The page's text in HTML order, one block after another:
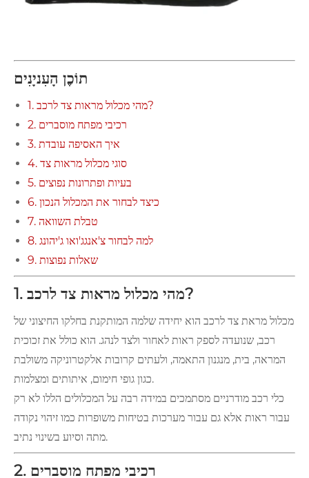
תוֹכֶן הָעִניָנִים
1. מהי מכלול מראות צד לרכב?
2. רכיבי מפתח מוסברים
3. איך האסיפה עובדת
4. סוגי מכלול מראות צד
5. בעיות ופתרונות נפוצים
6. כיצד לבחור את המכלול הנכון
7. טבלת השוואה
8. למה לבחור צ'אנגג'ואו ג'יהונג
9. שאלות נפוצות
1. מהי מכלול מראות צד לרכב?
מכלול מראת צד לרכב הוא יחידה שלמה המותקנת בחלקו החיצוני של
רכב, שנועדה לספק ראות לאחור ולצד לנהג. הוא כולל את זכוכית
המראה, בית, מנגנון התאמה, ולעתים קרובות אלקטרוניקה משולבת
כגון גופי חימום, איתותים ומצלמות.
כלי רכב מודרניים מסתמכים במידה רבה על המכלולים הללו לא רק
עבור ראות אלא גם עבור מערכות בטיחות משופרות כמו זיהוי נקודה
מתה וסיוע בשינוי נתיב.
2. רכיבי מפתח מוסברים